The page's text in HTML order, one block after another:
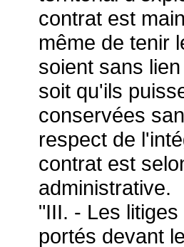
contrat est
même de tenir
soient sans
soit qu'ils
conservées
respect de
contrat est
administrative.
"III. - Les
portés devant